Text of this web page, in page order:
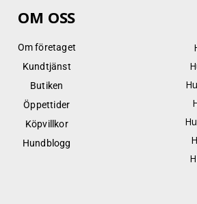
OM OSS
Om företaget
Kundtjänst
Butiken
Öppettider
Köpvillkor
Hundblogg